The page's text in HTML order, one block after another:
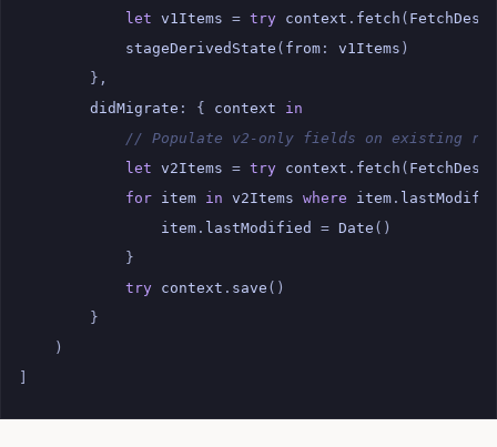
let v1Items = try context . fetch (
stageDerivedState ( from : v1Items )
},
didMigrate : { context
in
// Populate v2-only fields on existing
let v2Items = try context . fetch (
for item in v2Items where item .
item . lastModified = Date ()
}
try context . save ()
}
)
]